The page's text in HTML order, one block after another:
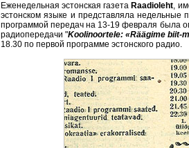
Еженедельная эстонская газета Raadioleht,
эстонском языке и представляла недельные
программой передач на 13-19 февраля была
радиопередачи "Koolinoortele: «Räägime biit-
18.30 по первой программе эстонского радио.